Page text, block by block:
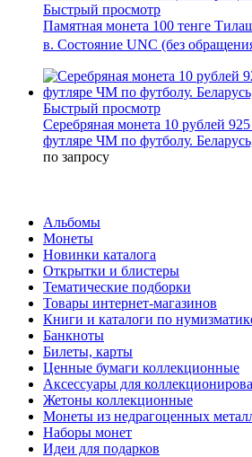
Быстрый просмотр
Памятная монета 100 тенге
в. Состояние UNC (без
Быстрый просмотр
Серебряная монета 10 рублей
футляре ЧМ по футболу.
по запросу
Альбомы
Монеты
Новинки каталога
Открытки и блистеры
Тематические подборки
Товары интернет-магазинов
Книги и каталоги по
Банкноты
Билеты, карты
Ценные бумаги коллекционные
Аксессуары для
Жетоны коллекционные
Монеты из недрагоценных
Наборы монет
Идеи для подарков